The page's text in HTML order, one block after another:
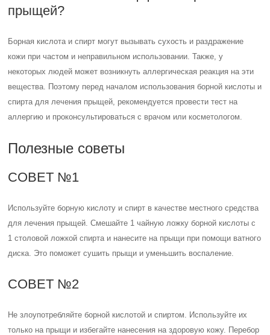
прыщей?
Борная кислота и спирт могут вызывать сухость и раздражение
кожи при частом и неправильном использовании. Также, у
некоторых людей может возникнуть аллергическая реакция на эти
вещества. Поэтому перед началом использования борной кислоты и
спирта для лечения прыщей, рекомендуется провести тест на
аллергию и проконсультироваться с врачом или косметологом.
Полезные советы
СОВЕТ №1
Используйте борную кислоту и спирт в качестве местного средства
для лечения прыщей. Смешайте 1 чайную ложку борной кислоты с
1 столовой ложкой спирта и нанесите на прыщи при помощи ватного
диска. Это поможет сушить прыщи и уменьшить воспаление.
СОВЕТ №2
Не злоупотребляйте борной кислотой и спиртом. Используйте их
только на прыщи и избегайте нанесения на здоровую кожу. Перебор